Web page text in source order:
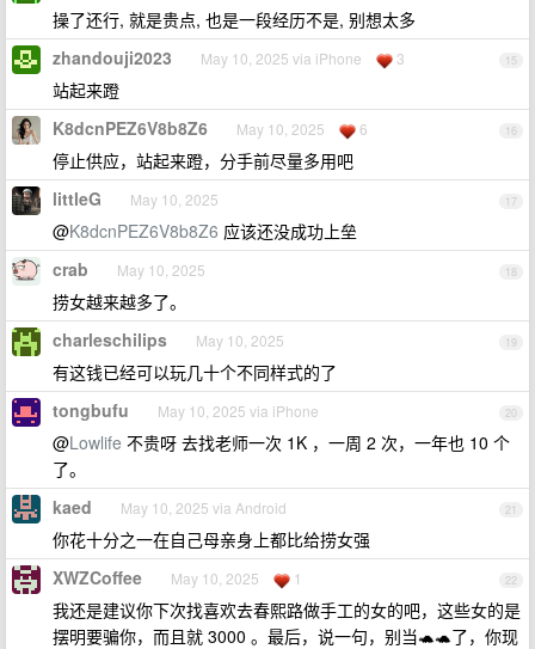
操了还行, 就是贵点, 也是一段经历不是, 别想太多
15
zhandouji2023 May 10, 2025 via iPhone 3
站起来蹬
16
K8dcnPEZ6V8b8Z6 May 10, 2025 6
停止供应，站起来蹬，分手前尽量多用吧
17
littleG May 10, 2025
@K8dcnPEZ6V8b8Z6 应该还没成功上垒
18
crab May 10, 2025
捞女越来越多了。
19
charleschilips May 10, 2025
有这钱已经可以玩几十个不同样式的了
20
tongbufu May 10, 2025 via iPhone
@Lowlife 不贵呀 去找老师一次 1K ，一周 2 次，一年也 10 个
了。
21
kaed May 10, 2025 via Android
你花十分之一在自己母亲身上都比给捞女强
22
XWZCoffee May 10, 2025 1
我还是建议你下次找喜欢去春熙路做手工的女的吧，这些女的是
摆明要骗你，而且就 3000 。最后，说一句，别当🐢🐢了，你现